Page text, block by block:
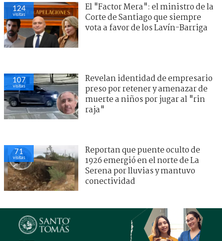
124
visitas
El "Factor Mera": el ministro de la
Corte de Santiago que siempre
vota a favor de los Lavín-Barriga
107
visitas
Revelan identidad de empresario
preso por retener y amenazar de
muerte a niños por jugar al "rin
raja"
71
visitas
Reportan que puente oculto de
1926 emergió en el norte de La
Serena por lluvias y mantuvo
conectividad